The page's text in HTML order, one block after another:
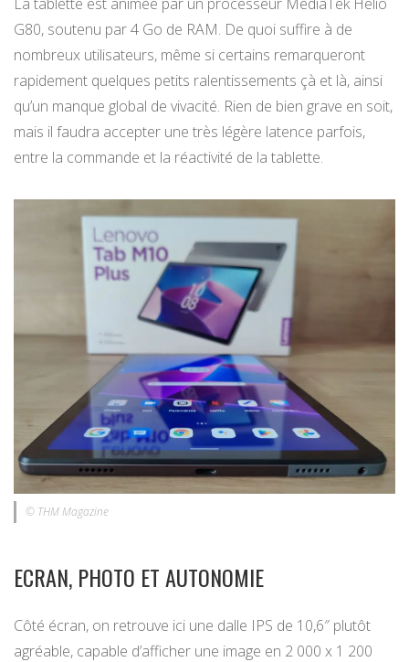
G80, soutenu par 4 Go de RAM. De quoi suffire à de
nombreux utilisateurs, même si certains remarqueront
rapidement quelques petits ralentissements çà et là, ainsi
qu’un manque global de vivacité. Rien de bien grave en soit,
mais il faudra accepter une très légère latence parfois,
entre la commande et la réactivité de la tablette.
© THM Magazine
ECRAN, PHOTO ET AUTONOMIE
Côté écran, on retrouve ici une dalle IPS de 10,6″ plutôt
agréable, capable d’afficher une image en 2 000 x 1 200